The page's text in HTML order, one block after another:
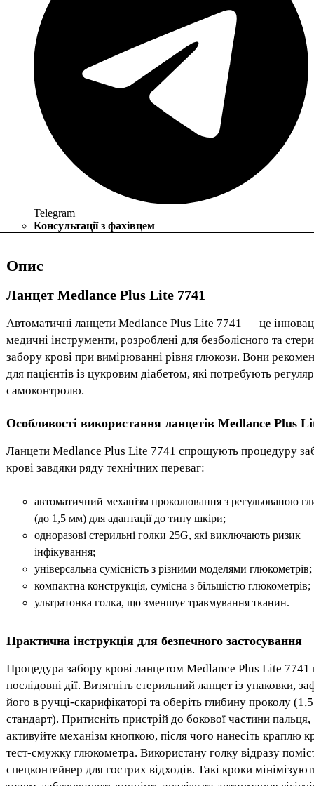
Telegram
Консультації з фахівцем
Опис
Ланцет Medlance Plus Lite 7741
Автоматичні ланцети Medlance Plus Lite 7741 — це
медичні інструменти, розроблені для безболісного та
забору крові при вимірюванні рівня глюкози. Вони
для пацієнтів із цукровим діабетом, які потребують
самоконтролю.
Особливості використання ланцетів Medlance Plus
Ланцети Medlance Plus Lite 7741 спрощують процедуру
крові завдяки ряду технічних переваг:
автоматичний механізм проколювання з регульованою
(до 1,5 мм) для адаптації до типу шкіри;
одноразові стерильні голки 25G, які виключають ризик
інфікування;
універсальна сумісність з різними моделями глюкометрів;
компактна конструкція, сумісна з більшістю глюкометрів;
ультратонка голка, що зменшує травмування тканин.
Практична інструкція для безпечного застосування
Процедура забору крові ланцетом Medlance Plus Lite 7741
послідовні дії. Витягніть стерильний ланцет із упаковки,
його в ручці-скарифікаторі та оберіть глибину проколу
стандарт). Притисніть пристрій до бокової частини пальця,
активуйте механізм кнопкою, після чого нанесіть краплю
тест-смужку глюкометра. Використану голку відразу
спецконтейнер для гострих відходів. Такі кроки